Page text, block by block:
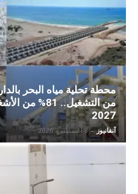
محطة تحلية مياه البحر
من التشغيل..
2027
آنفانيوز - 8 أغسطس، 2026